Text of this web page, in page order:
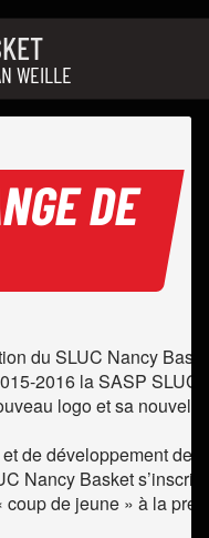
WEILLE
DE
du SLUC Nancy
2016 la SASP SLUC
logo et sa
de développement de
Nancy Basket s’inscrit
coup de jeune » à la